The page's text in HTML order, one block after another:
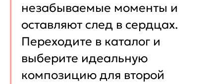
незабываемые моменты и
оставляют след в сердцах.
Переходите в каталог и
выберите идеальную
композицию для второй